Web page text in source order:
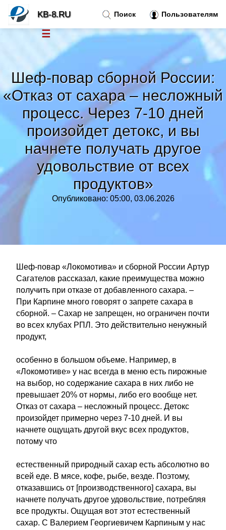
Шеф-повар сборной России:
«Отказ от сахара – несложный
процесс. Через 7-10 дней
произойдет детокс, и вы
начнете получать другое
удовольствие от всех
продуктов»
Опубликовано: 05:00, 03.06.2026
Шеф-повар «Локомотива» и сборной России Артур
Сагателов рассказал, какие преимущества можно
получить при отказе от добавленного сахара. –
При Карпине много говорят о запрете сахара в
сборной. – Сахар не запрещен, но ограничен почти
во всех клубах РПЛ. Это действительно ненужный
продукт,
особенно в большом объеме. Например, в
«Локомотиве» у нас всегда в меню есть пирожные
на выбор, но содержание сахара в них либо не
превышает 20% от нормы, либо его вообще нет.
Отказ от сахара – несложный процесс. Детокс
произойдет примерно через 7-10 дней. И вы
начнете ощущать другой вкус всех продуктов,
потому что
естественный природный сахар есть абсолютно во
всей еде. В мясе, кофе, рыбе, везде. Поэтому,
отказавшись от [производственного] сахара, вы
начнете получать другое удовольствие, потребляя
все продукты. Ощущая вот этот естественный
сахар. С Валерием Георгиевичем Карпиным у нас
Поиск Пользователям
KB-8.RU
☰
Тренды новостей»
Рубрики»
Контакт »